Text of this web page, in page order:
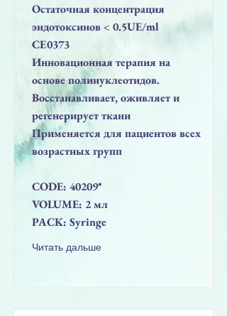
Остаточная концентрация
эндотоксинов < 0.5UE/ml
CE0373
Инновационная терапия на
основе полинуклеотидов.
Восстанавливает, оживляет и
регенерирует ткани
Применяется для пациентов всех
возрастных групп
CODE: 40209*
VOLUME: 2 мл
PACK: Syringe
Читать дальше